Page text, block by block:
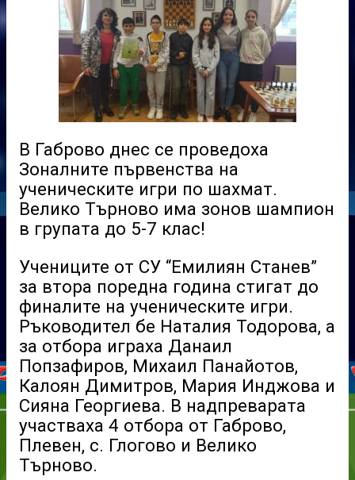
В Габрово днес се проведоха
Зоналните първенства на
ученическите игри по шахмат.
Велико Търново има зонов шампион
в групата до 5-7 клас!
Учениците от СУ “Емилиян Станев”
за втора поредна година стигат до
финалите на ученическите игри.
Ръководител бе Наталия Тодорова, а
за отбора играха Данаил
Попзафиров, Михаил Панайотов,
Калоян Димитров, Мария Инджова и
Сияна Георгиева. В надпреварата
участваха 4 отбора от Габрово,
Плевен, с. Глогово и Велико
Търново.